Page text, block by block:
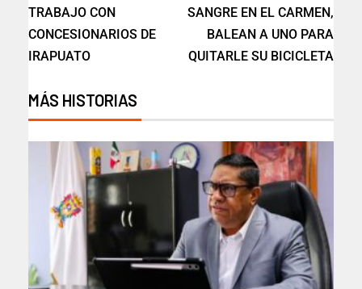
TRABAJO CON
CONCESIONARIOS DE
IRAPUATO
SANGRE EN EL CARMEN,
BALEAN A UNO PARA
QUITARLE SU BICICLETA
MÁS HISTORIAS